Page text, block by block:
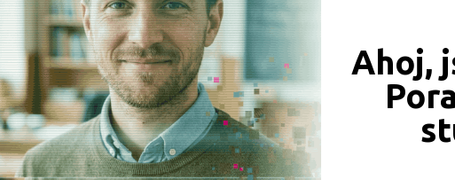
Ahoj,
640 Kč
Objednat
549 Kč
Objednat
450 Kč
Objednat